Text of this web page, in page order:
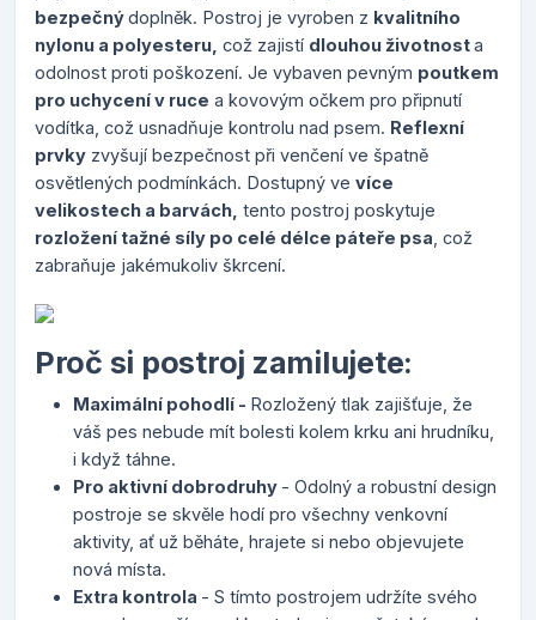
bezpečnýdoplněk. Postroj je vyroben z kvalitního
nylonu a polyesteru, což zajistí dlouhou životnosta
odolnost proti poškození. Je vybaven pevným poutkem
pro uchycení v ruce a kovovým očkem pro připnutí
vodítka, což usnadňuje kontrolu nad psem. Reflexní
prvky zvyšují bezpečnost při venčení ve špatně
osvětlených podmínkách. Dostupný ve více
velikostech a barvách, tento postroj poskytuje
rozložení tažné síly po celé délce páteře psa , což
zabraňuje jakémukoliv škrcení.
Proč si postroj zamilujete:
Maximální pohodlí - Rozložený tlak zajišťuje, že
váš pes nebude mít bolesti kolem krku ani hrudníku,
i když táhne.
Pro aktivní dobrodruhy - Odolný a robustní design
postroje se skvěle hodí pro všechny venkovní
aktivity, ať už běháte, hrajete si nebo objevujete
nová místa.
Extra kontrola - S tímto postrojem udržíte svého